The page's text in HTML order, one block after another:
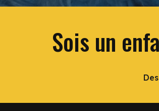
Sois un